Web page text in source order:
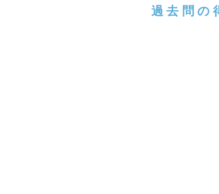
過去問の